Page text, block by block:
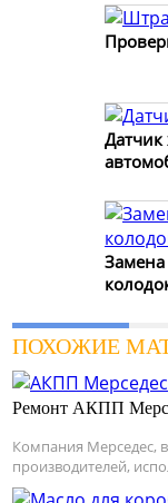
Датчик
ПОХОЖИЕ
Ремонт АКПП
Компания Мерседес,
производителей,